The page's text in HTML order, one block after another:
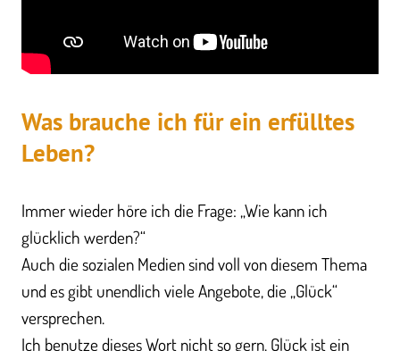
Was brauche ich für ein erfülltes
Leben?
Immer wieder höre ich die Frage: „Wie kann ich
glücklich werden?“
Auch die sozialen Medien sind voll von diesem Thema
und es gibt unendlich viele Angebote, die „Glück“
versprechen.
Ich benutze dieses Wort nicht so gern. Glück ist ein